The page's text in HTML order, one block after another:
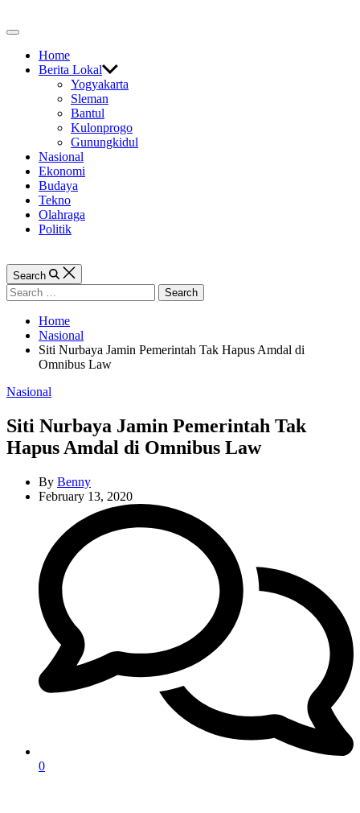
to
Off
CanvasHome
Berita Lokal
Yogyakarta
Sleman
Bantul
Kulonprogo
Gunungkidul
Nasional
Ekonomi
Budaya
Tekno
Olahraga
Politik
Search
Search
for:
Home
Nasional
Siti Nurbaya Jamin Pemerintah Tak Hapus Amdal di
Omnibus Law
Categories
Nasional
Siti Nurbaya Jamin Pemerintah Tak
Hapus Amdal di Omnibus Law
By Benny
February 13, 2020
0